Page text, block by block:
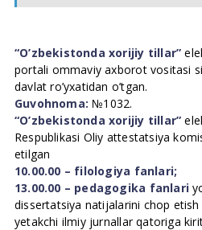
“O’zbekistonda xorijiy tillar”
portali ommaviy axborot vositasi
davlat ro’yxatidan o’tgan.
Guvohnoma: №1032.
“O’zbekistonda xorijiy tillar”
Respublikasi Oliy attestatsiya
etilgan
10.00.00 – filologiya fanlari;
13.00.00 – pedagogika fanlari
dissertatsiya natijalarini chop etish
yetakchi ilmiy jurnallar qatoriga